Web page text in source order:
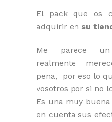
El pack que os
adquirir en su
Me parece
realmente
pena, por eso lo
vosotros por si no
Es una muy
en cuenta sus